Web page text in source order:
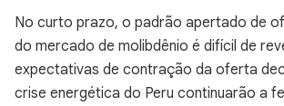
No curto prazo, o padrão apertado de
do mercado de molibdênio é difícil de
expectativas de contração da oferta
crise energética do Peru continuarão a